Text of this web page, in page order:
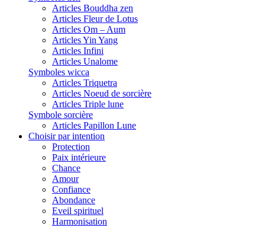
Articles Bouddha zen
Articles Fleur de Lotus
Articles Om – Aum
Articles Yin Yang
Articles Infini
Articles Unalome
Symboles wicca
Articles Triquetra
Articles Noeud de sorcière
Articles Triple lune
Symbole sorcière
Articles Papillon Lune
Choisir par intention
Protection
Paix intérieure
Chance
Amour
Confiance
Abondance
Eveil spirituel
Harmonisation